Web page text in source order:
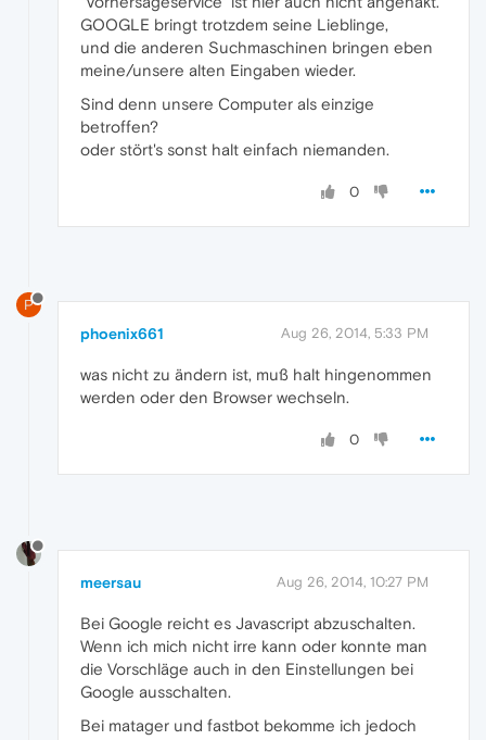
GOOGLE bringt trotzdem seine Lieblinge,
und die anderen Suchmaschinen bringen eben
meine/unsere alten Eingaben wieder.
Sind denn unsere Computer als einzige
betroffen?
oder stört's sonst halt einfach niemanden.
0
P
phoenix661 Aug 26, 2014, 5:33 PM
was nicht zu ändern ist, muß halt hingenommen
werden oder den Browser wechseln.
0
meersau Aug 26, 2014, 10:27 PM
Bei Google reicht es Javascript abzuschalten.
Wenn ich mich nicht irre kann oder konnte man
die Vorschläge auch in den Einstellungen bei
Google ausschalten.
Bei matager und fastbot bekomme ich jedoch